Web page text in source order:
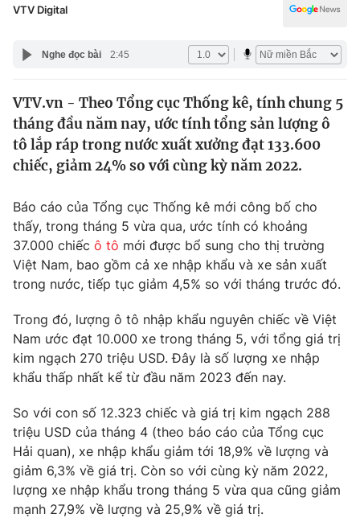
Pháp luật
Thế giới
Tin tức
Thế giới đó đây
Câu chuyện quốc tế
Tài chính
Thị trường
Góc doanh nghiệp
Dữ liệu và đời sống
Truyền hình
Phim VTV
Hậu trường
Nhân vật
Khán giả
Giải sao mai
Giải trí
Điện ảnh
Sao
Đời sống
Du lịch
Làm đẹp
Chất lượng cuộc sống
Giáo dục
Tuyển sinh
Học trực tuyến
Công nghệ
Hitech Công nghệ tương lai
Giao lưu trực tuyến
Y tế
Công nghệ
VTV Digital
Nghe đọc bài 2:45
VTV.vn - Theo Tổng cục Thống kê, tính chung 5
tháng đầu năm nay, ước tính tổng sản lượng ô
tô lắp ráp trong nước xuất xưởng đạt 133.600
chiếc, giảm 24% so với cùng kỳ năm 2022.
Báo cáo của Tổng cục Thống kê mới công bố cho
thấy, trong tháng 5 vừa qua, ước tính có khoảng
37.000 chiếc ô tô mới được bổ sung cho thị trường
Việt Nam, bao gồm cả xe nhập khẩu và xe sản xuất
trong nước, tiếp tục giảm 4,5% so với tháng trước đó.
Trong đó, lượng ô tô nhập khẩu nguyên chiếc về Việt
Nam ước đạt 10.000 xe trong tháng 5, với tổng giá trị
kim ngạch 270 triệu USD. Đây là số lượng xe nhập
khẩu thấp nhất kể từ đầu năm 2023 đến nay.
So với con số 12.323 chiếc và giá trị kim ngạch 288
triệu USD của tháng 4 (theo báo cáo của Tổng cục
Hải quan), xe nhập khẩu giảm tới 18,9% về lượng và
giảm 6,3% về giá trị. Còn so với cùng kỳ năm 2022,
lượng xe nhập khẩu trong tháng 5 vừa qua cũng giảm
mạnh 27,9% về lượng và 25,9% về giá trị.